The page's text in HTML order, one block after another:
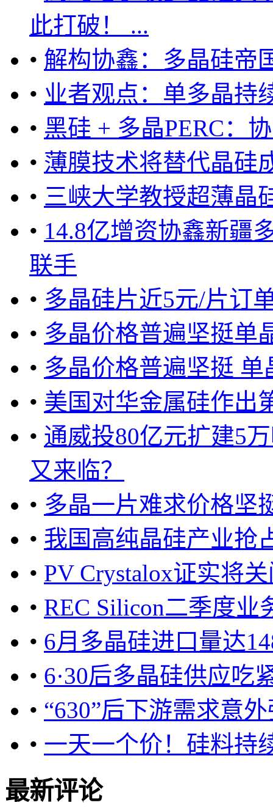
此打破！ ...
• 解构协鑫：多晶硅帝
• 业者观点：单多晶持
• 黑硅 + 多晶PERC：
• 薄膜技术将替代晶硅
• 三峡大学教授超薄晶
• 14.8亿增资协鑫新疆
联手
• 多晶硅片近5元/片订
• 多晶价格普遍坚挺单
• 多晶价格普遍坚挺
• 美国对华金属硅作出
• 通威投80亿元扩建5
又来临？
• 多晶一片难求价格坚
• 我国高纯晶硅产业抢
• PV Crystalox证实将
• REC Silicon二季度
• 6月多晶硅进口量达
• 6·30后多晶硅供应吃
• “630”后下游需求意
• 一天一个价！硅料持
最新评论